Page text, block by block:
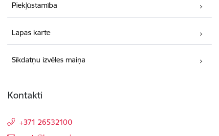
Piekļūstamība
Lapas karte
Sīkdatņu izvēles maiņa
Kontakti
+371 26532100